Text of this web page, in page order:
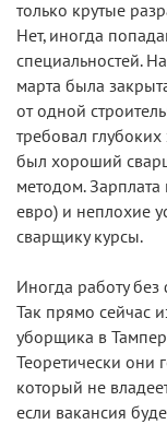
только крутые
Нет, иногда
специальностей.
марта была
от одной
требовал
был хороший
методом. Зарплата
евро) и неплохие
сварщику курсы.
Иногда работу
Так прямо сейчас
уборщика в
Теоретически они
который не
если вакансия